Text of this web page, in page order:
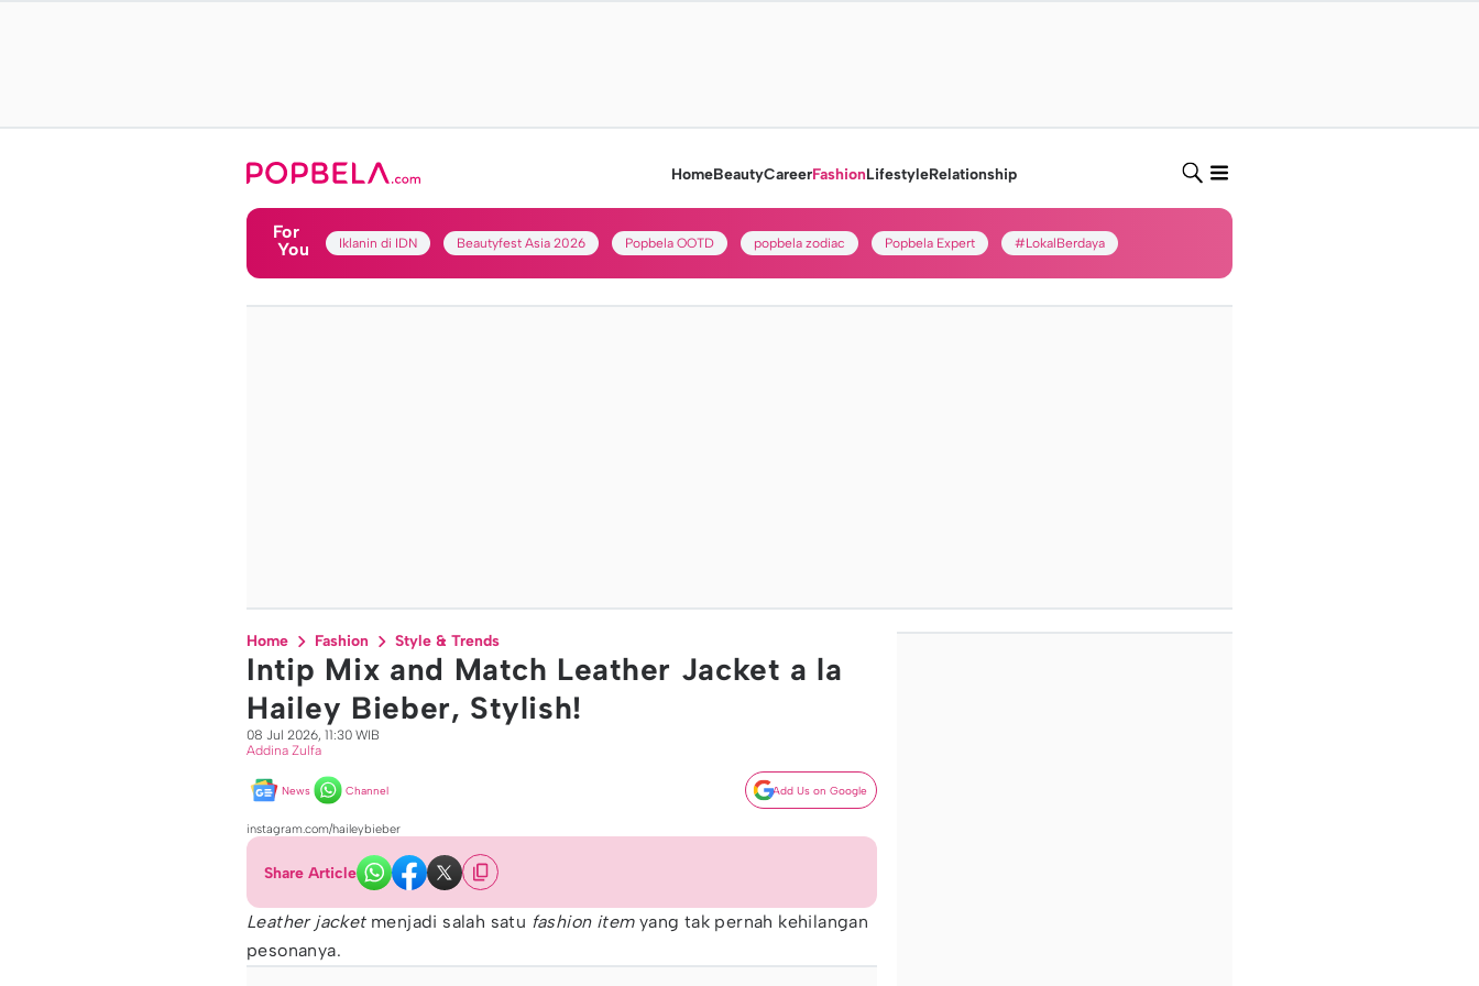
HomeBeautyCareerFashionLifestyleRelationship
For
You
Iklanin di IDN Beautyfest Asia 2026 Popbela OOTD popbela zodiac Popbela Expert #LokalBerdaya
Home Fashion Style & Trends
Intip Mix and Match Leather Jacket a la
Hailey Bieber, Stylish!
08 Jul 2026, 11:30 WIB
Addina Zulfa
News Channel Add Us on Google
instagram.com/haileybieber
Share Article
Leather jacketmenjadi salah satu fashion itemyang tak pernah kehilangan
pesonanya.